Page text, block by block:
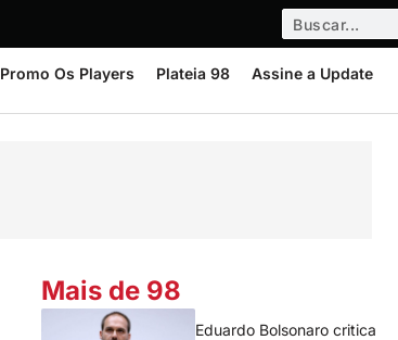
Promo Os Players Plateia 98 Assine a Update
Mais de 98
Eduardo Bolsonaro critica